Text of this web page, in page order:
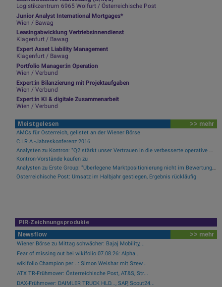
Logistikzentrum 6965 Wolfurt / Österreichische Post
Junior Analyst International Mortgages*
Wien / Bawag
Leasingabwicklung Vertriebsinnendienst
Klagenfurt / Bawag
Expert Asset Liability Management
Klagenfurt / Bawag
Portfolio Manager:in Operation
Wien / Verbund
Expert:in Bilanzierung mit Projektaufgaben
Wien / Verbund
Expert:in KI & digitale Zusammenarbeit
Wien / Verbund
Meistgelesen >> mehr
AMCs für Österreich, gelistet an der Wiener Börse
C.I.R.A.-Jahreskonferenz 2016
Analysten zu Kontron: "Q2 stärkt unser Vertrauen in die verbesserte operative Qualität"
Kontron-Vorstände kaufen zu
Analysten zu Erste Group: "Überlegene Marktpositionierung nicht im Bewertungsniveau reflektiert"
Österreichische Post: Umsatz im Halbjahr gestiegen, Ergebnis rückläufig
PIR-Zeichnungsprodukte
Newsflow >> mehr
Wiener Börse zu Mittag schwächer: Bajaj Mobility,...
Fear of missing out bei wikifolio 07.08.26: Alpha...
wikifolio Champion per ..: Simon Weishar mit Szew...
ATX TR-Frühmover: Österreichische Post, AT&S, Str...
DAX-Frühmover: DAIMLER TRUCK HLD..., SAP, Scout24...